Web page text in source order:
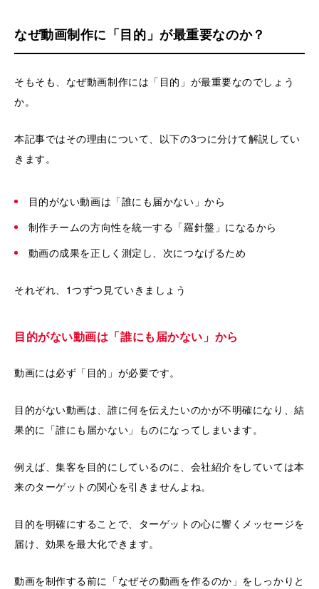
なぜ動画制作に「目的」が最重要なのか？
そもそも、なぜ動画制作には「目的」が最重要なのでしょう
か。
本記事ではその理由について、以下の3つに分けて解説してい
きます。
目的がない動画は「誰にも届かない」から
制作チームの方向性を統一する「羅針盤」になるから
動画の成果を正しく測定し、次につなげるため
それぞれ、1つずつ見ていきましょう
目的がない動画は「誰にも届かない」から
動画には必ず「目的」が必要です。
目的がない動画は、誰に何を伝えたいのかが不明確になり、結
果的に「誰にも届かない」ものになってしまいます。
例えば、集客を目的にしているのに、会社紹介をしていては本
来のターゲットの関心を引きませんよね。
目的を明確にすることで、ターゲットの心に響くメッセージを
届け、効果を最大化できます。
動画を制作する前に「なぜその動画を作るのか」をしっかりと